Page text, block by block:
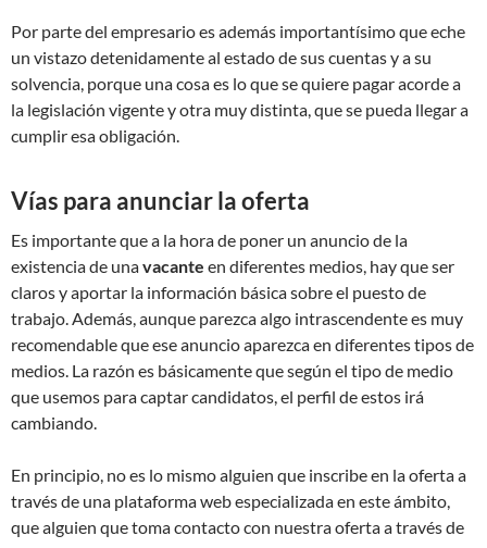
Por parte del empresario es además importantísimo que eche
un vistazo detenidamente al estado de sus cuentas y a su
solvencia, porque una cosa es lo que se quiere pagar acorde a
la legislación vigente y otra muy distinta, que se pueda llegar a
cumplir esa obligación.
Vías para anunciar la oferta
Es importante que a la hora de poner un anuncio de la
existencia de unavacante en diferentes medios, hay que ser
claros y aportar la información básica sobre el puesto de
trabajo. Además, aunque parezca algo intrascendente es muy
recomendable que ese anuncio aparezca en diferentes tipos de
medios. La razón es básicamente que según el tipo de medio
que usemos para captar candidatos, el perfil de estos irá
cambiando.
En principio, no es lo mismo alguien que inscribe en la oferta a
través de una plataforma web especializada en este ámbito,
que alguien que toma contacto con nuestra oferta a través de